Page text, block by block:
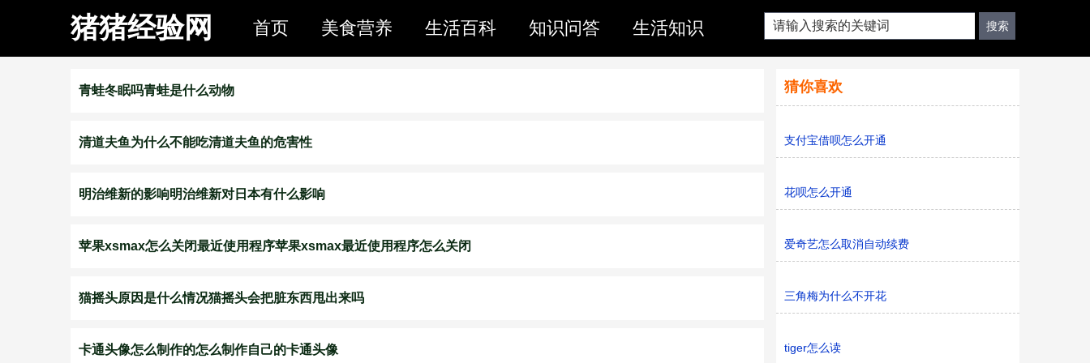
猪猪经验网 首页 美食营养 生活百科 知识问答 生活知识
青蛙冬眠吗青蛙是什么动物
清道夫鱼为什么不能吃清道夫鱼的危害性
明治维新的影响明治维新对日本有什么影响
苹果xsmax怎么关闭最近使用程序苹果xsmax最近使用程序怎么关闭
猫摇头原因是什么情况猫摇头会把脏东西甩出来吗
卡通头像怎么制作的怎么制作自己的卡通头像
猜你喜欢
支付宝借呗怎么开通
花呗怎么开通
爱奇艺怎么取消自动续费
三角梅为什么不开花
tiger怎么读